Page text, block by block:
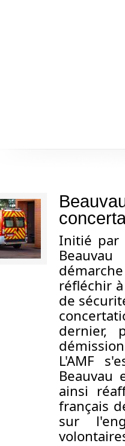
Initié par
réfléchir
de
dernier,
L'AMF
Beauvau
ainsi
français
sur